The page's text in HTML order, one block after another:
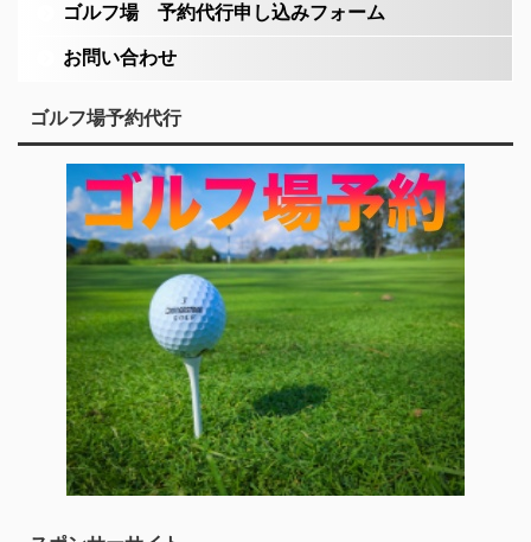
ゴルフ場 予約代行申し込みフォーム
お問い合わせ
ゴルフ場予約代行